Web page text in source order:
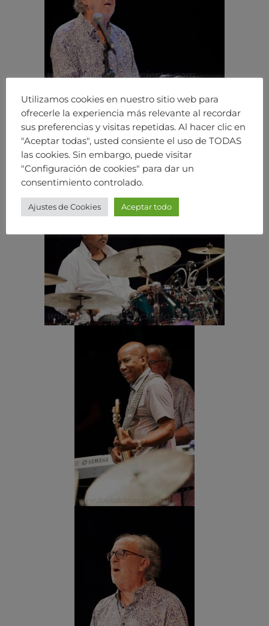
Utilizamos cookies en nuestro sitio web para
ofrecerle la experiencia más relevante al recordar
sus preferencias y visitas repetidas. Al hacer clic en
"Aceptar todas", usted consiente el uso de TODAS
las cookies. Sin embargo, puede visitar
"Configuración de cookies" para dar un
consentimiento controlado.
Ajustes de Cookies Aceptar todo